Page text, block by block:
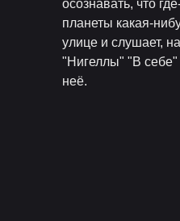
осознавать, что
планеты какая-
улице и слушает,
"Нигеллы" "В себе"
неё.